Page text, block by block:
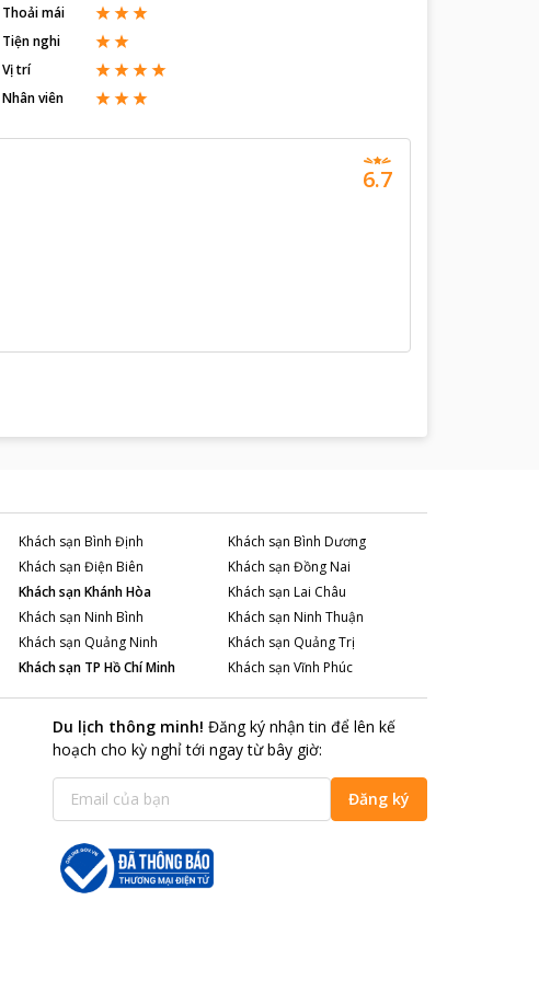
Thoải mái
Tiện nghi
Vị trí
Nhân viên
6.7
Khách sạn Bình Định Khách sạn Bình Dương
Khách sạn Điện Biên Khách sạn Đồng Nai
Khách sạnKhánh Hòa Khách sạn Lai Châu
Khách sạn Ninh Bình Khách sạn Ninh Thuận
Khách sạn Quảng Ninh Khách sạn Quảng Trị
Khách sạn TP Hồ Chí Minh Khách sạn Vĩnh Phúc
Du lịch thông minh! Đăng ký nhận tin để lên kế
hoạch cho kỳ nghỉ tới ngay từ bây giờ:
Đăng ký